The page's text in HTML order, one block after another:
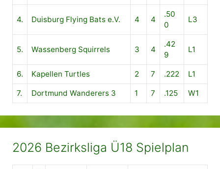
4. Duisburg Flying Bats e.V. 4 4
.50
0
L3
5. Wassenberg Squirrels 3 4
.42
9
L1
6. Kapellen Turtles 2 7 .222 L1
7. Dortmund Wanderers 3 1 7 .125 W1
2026 Bezirksliga Ü18 Spielplan